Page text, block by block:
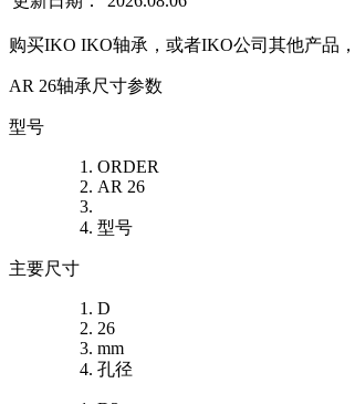
购买IKO IKO轴承，或者IKO公司其他产品
AR 26轴承尺寸参数
型号
ORDER
AR 26
型号
主要尺寸
D
26
mm
孔径